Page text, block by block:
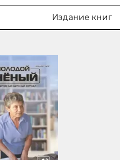
Издание книг